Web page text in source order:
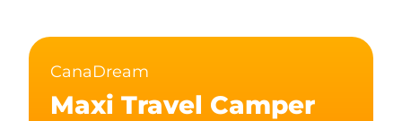
CanaDream
Maxi Travel Camper